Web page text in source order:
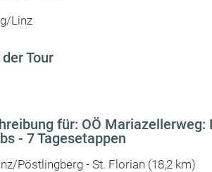
Linz
Tour
für: OÖ
- 7 Tagesetappen
Pöstlingberg - St. Florian (18,2 km)